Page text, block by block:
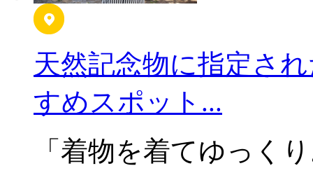
天然記念物に指定さ
すめスポット...
「着物を着てゆっく